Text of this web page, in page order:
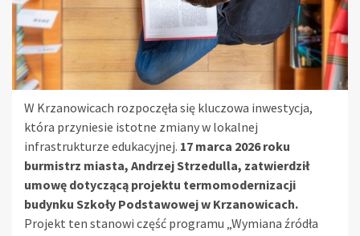
W Krzanowicach rozpoczęła się kluczowa inwestycja,
która przyniesie istotne zmiany w lokalnej
infrastrukturze edukacyjnej. 17 marca 2026 roku
burmistrz miasta, Andrzej Strzedulla, zatwierdził
umowę dotyczącą projektu termomodernizacji
budynku Szkoły Podstawowej w Krzanowicach.
Projekt ten stanowi część programu „Wymiana źródła